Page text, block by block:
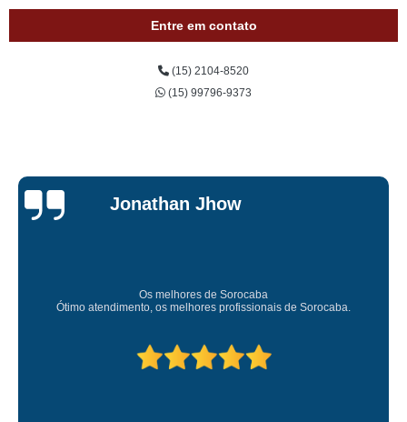
Entre em contato
(15) 2104-8520
(15) 99796-9373
Jhow
profissionais de Sorocaba.
Amei o atendimento. Preco
Deixou o meu bem